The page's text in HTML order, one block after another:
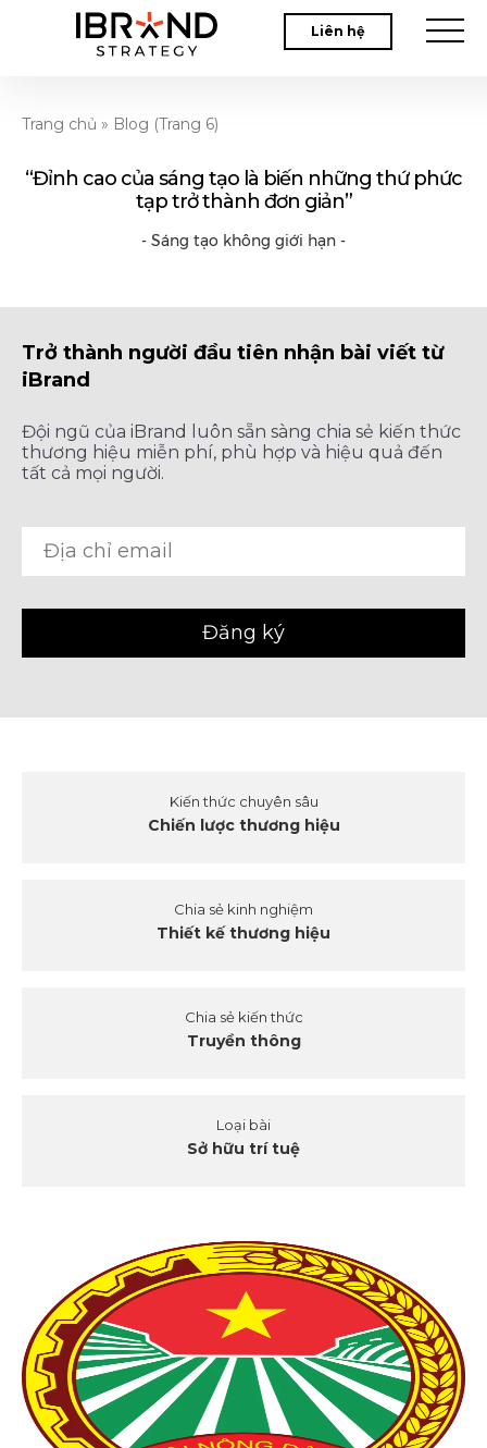
Liên hệ
Trang chủ » Blog (Trang 6)
“Đỉnh cao của sáng tạo là biến những thứ phức
tạp trở thành đơn giản”
- Sáng tạo không giới hạn -
Trở thành người đầu tiên nhận bài viết từ
iBrand
Đội ngũ của iBrand luôn sẵn sàng chia sẻ kiến thức
thương hiệu miễn phí, phù hợp và hiệu quả đến
tất cả mọi người.
Kiến thức chuyên sâu
Chiến lược thương hiệu
Chia sẻ kinh nghiệm
Thiết kế thương hiệu
Chia sẻ kiến thức
Truyền thông
Loại bài
Sở hữu trí tuệ